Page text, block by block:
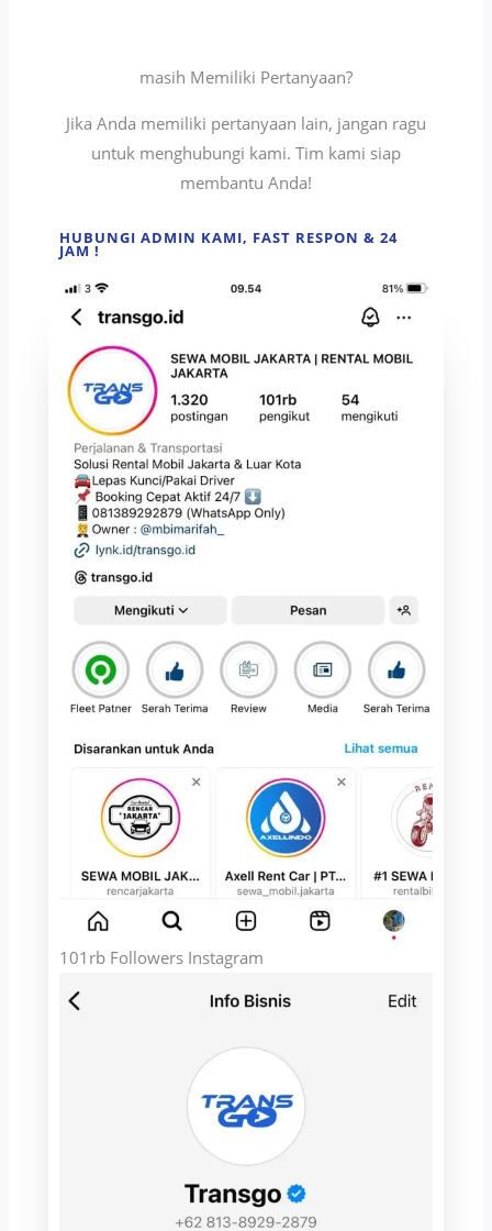
masih Memiliki Pertanyaan?
Jika Anda memiliki pertanyaan lain, jangan ragu
untuk menghubungi kami. Tim kami siap
membantu Anda!
HUBUNGI ADMIN KAMI, FAST RESPON & 24
JAM !
101rb Followers Instagram